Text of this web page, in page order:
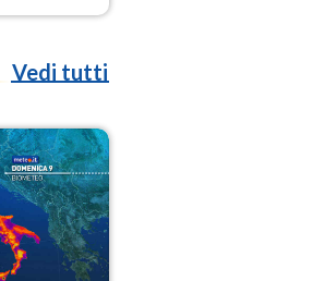
Vedi tutti